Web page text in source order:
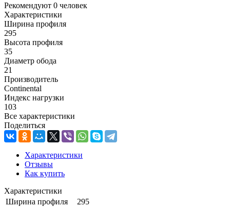
Рекомендуют 0 человек
Характеристики
Ширина профиля
295
Высота профиля
35
Диаметр обода
21
Производитель
Continental
Индекс нагрузки
103
Все характеристики
Поделиться
Характеристики
Отзывы
Как купить
Характеристики
Ширина профиля
295